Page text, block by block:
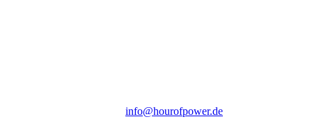
info@hourofpower.de